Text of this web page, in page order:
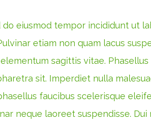
eiusmod tempor incididunt ut
etiam non quam lacus
sagittis vitae.
sit. Imperdiet nulla
faucibus scelerisque
neque laoreet suspendisse.